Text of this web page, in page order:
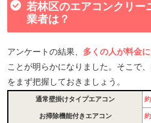
若林区のエアコンクリー
業者は？
アンケートの結果、 多くの人が料金に
ことが明らかになりました。そこで
をまず把握しておきましょう。
通常壁掛けタイプエアコン
お掃除機能付きエアコン